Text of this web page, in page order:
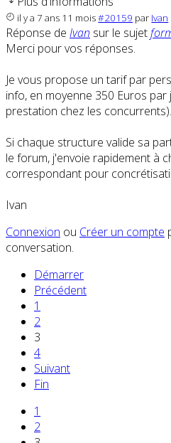
il y a 7 ans 11 mois#20159 par Ivan
Réponse de Ivan sur le sujet
Merci pour vos réponses.
Je vous propose un tarif par
info, en moyenne 350 Euros
prestation chez les concurrents).
Si chaque structure valide sa
le forum, j'envoie rapidement à
correspondant pour
Ivan
Connexion ou Créer un compte
conversation.
Démarrer
Précédent
1
2
3
4
Suivant
Fin
1
2